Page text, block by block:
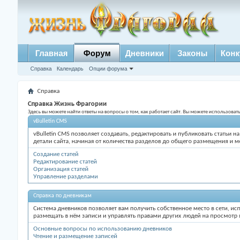
Главная Форум
Справка Календарь Опции форума
Дневники Законы
Справка
Справка Жизнь Фрагории
Здесь вы можете найти ответы на вопросы о том, как работает сайт. Вы можете
vBulletin CMS
vBulletin CMS позволяет создавать, редактировать и публиковать
детали сайта, начиная от количества разделов до общего размещения и
Создание статей
Редактирование статей
Организация статей
Управление разделами
Справка по дневникам
Система дневников позволяет вам получить собственное место в сети,
размещать в нём записи и управлять правами других людей на просмотр
Основные вопросы по использованию дневников
Чтение и размещение записей